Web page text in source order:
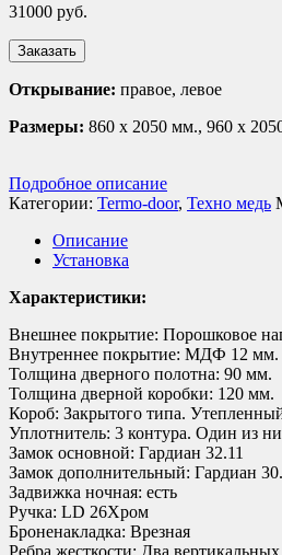
31000 руб.
Заказать
Открывание: правое, левое
Размеры: 860 х 2050 мм., 960 х
Подробное описание
Категории: Termo-door, Техно медь
Описание
Установка
Характеристики:
Внешнее покрытие: Порошковое
Внутреннее покрытие: МДФ 12 мм.
Толщина дверного полотна: 90 мм.
Толщина дверной коробки: 120 мм.
Короб: Закрытого типа.
Уплотнитель: 3 контура. Один из
Замок основной: Гардиан 32.11
Замок дополнительный: Гардиан
Задвижка ночная: есть
Ручка: LD 26Хром
Броненакладка: Врезная
Ребра жесткости: Два вертикальных